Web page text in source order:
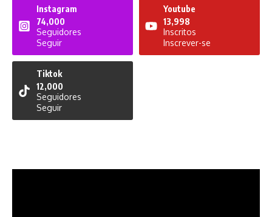
Instagram
74,000
Seguidores
Seguir
Youtube
13,998
Inscritos
Inscrever-se
Tiktok
12,000
Seguidores
Seguir